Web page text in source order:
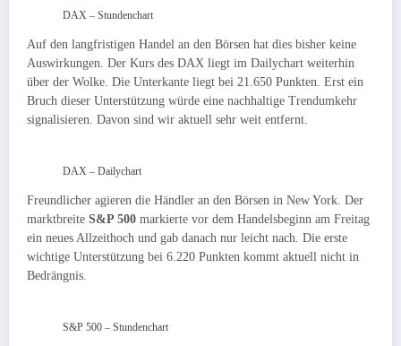
DAX – Stundenchart
Auf den langfristigen Handel an den Börsen hat dies bisher keine
Auswirkungen. Der Kurs des DAX liegt im Dailychart weiterhin
über der Wolke. Die Unterkante liegt bei 21.650 Punkten. Erst ein
Bruch dieser Unterstützung würde eine nachhaltige Trendumkehr
signalisieren. Davon sind wir aktuell sehr weit entfernt.
DAX – Dailychart
Freundlicher agieren die Händler an den Börsen in New York. Der
marktbreite S&P 500 markierte vor dem Handelsbeginn am Freitag
ein neues Allzeithoch und gab danach nur leicht nach. Die erste
wichtige Unterstützung bei 6.220 Punkten kommt aktuell nicht in
Bedrängnis.
S&P 500 – Stundenchart